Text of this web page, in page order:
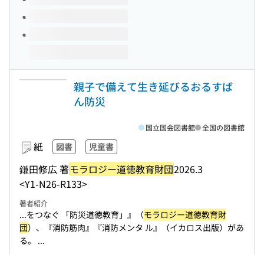
親子で備えて生き延びるおるすば
ん防災
紙 図書 児童書
鎌田修広 著モラロジー道徳教育財団2026.3
<Y1-N26-R133>
国立国会図書館 全国の図書館
著者紹介
...をつなぐ 「防災道徳教育」』（モラロジー道徳教育財
団）、『消防筋肉』『消防メンタ ル』（イカロス出版）があ
る。 ...